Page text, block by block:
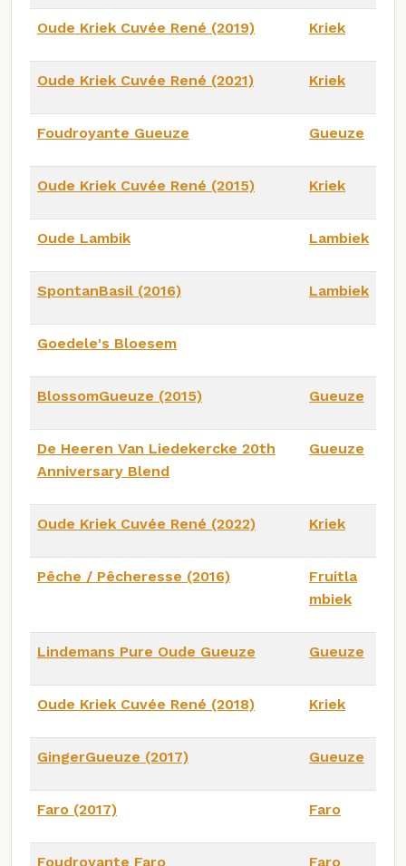
Oude Kriek Cuvée René (2019) Kriek
Oude Kriek Cuvée René (2021) Kriek
Foudroyante Gueuze Gueuze
Oude Kriek Cuvée René (2015) Kriek
Oude Lambik Lambiek
SpontanBasil (2016) Lambiek
Goedele's Bloesem
BlossomGueuze (2015) Gueuze
De Heeren Van Liedekercke 20th
Anniversary Blend
Gueuze
Oude Kriek Cuvée René (2022) Kriek
Pêche / Pêcheresse (2016)
Fruitla
mbiek
Lindemans Pure Oude Gueuze Gueuze
Oude Kriek Cuvée René (2018) Kriek
GingerGueuze (2017) Gueuze
Faro (2017) Faro
Foudroyante Faro Faro